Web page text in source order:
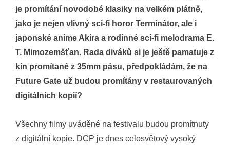
je promítání novodobé klasiky na velkém plátně,
jako je nejen vlivný sci-fi horor Terminátor, ale i
japonské anime Akira a rodinné sci-fi melodrama E.
T. Mimozemšťan. Rada diváků si je ještě pamatuje z
kin promítané z 35mm pásu, předpokládám, že na
Future Gate už budou promítány v restaurovaných
digitálních kopií?
Všechny filmy uváděné na festivalu budou promítnuty
z digitální kopie. DCP je dnes celosvětový vysoký